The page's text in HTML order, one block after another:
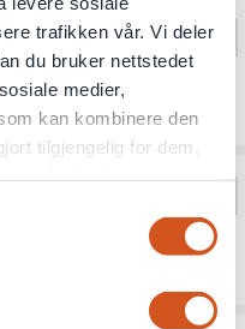
trafikken vår. Vi deler
du bruker nettstedet
medier,
kan kombinere den
tilgjengelig for dem,